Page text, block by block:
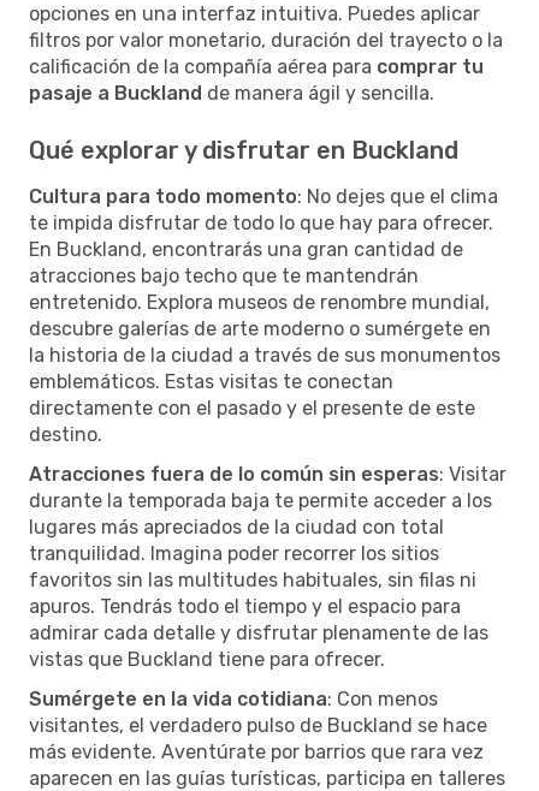
opciones en una interfaz intuitiva. Puedes aplicar
filtros por valor monetario, duración del trayecto o la
calificación de la compañía aérea para comprar tu
pasaje a Buckland de manera ágil y sencilla.
Qué explorar y disfrutar en Buckland
Cultura para todo momento: No dejes que el clima
te impida disfrutar de todo lo que hay para ofrecer.
En Buckland, encontrarás una gran cantidad de
atracciones bajo techo que te mantendrán
entretenido. Explora museos de renombre mundial,
descubre galerías de arte moderno o sumérgete en
la historia de la ciudad a través de sus monumentos
emblemáticos. Estas visitas te conectan
directamente con el pasado y el presente de este
destino.
Atracciones fuera de lo común sin esperas: Visitar
durante la temporada baja te permite acceder a los
lugares más apreciados de la ciudad con total
tranquilidad. Imagina poder recorrer los sitios
favoritos sin las multitudes habituales, sin filas ni
apuros. Tendrás todo el tiempo y el espacio para
admirar cada detalle y disfrutar plenamente de las
vistas que Buckland tiene para ofrecer.
Sumérgete en la vida cotidiana: Con menos
visitantes, el verdadero pulso de Buckland se hace
más evidente. Aventúrate por barrios que rara vez
aparecen en las guías turísticas, participa en talleres